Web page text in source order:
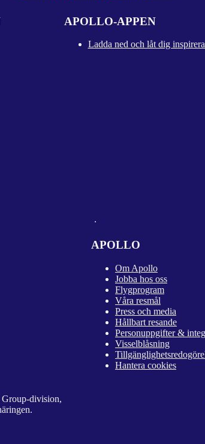
APOLLO-APPEN
Ladda ned och låt dig
APOLLO
Om Apollo
Jobba hos oss
Flygprogram
Våra resmål
Press och media
Hållbart resande
Personuppgifter &
Visselblåsning
Hantera cookies
division,